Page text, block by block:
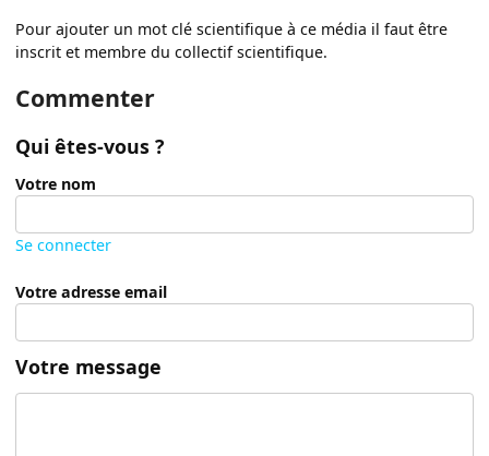
Pour ajouter un mot clé scientifique à ce média il faut être
inscrit et membre du collectif scientifique.
Commenter
Qui êtes-vous ?
Votre nom
Se connecter
Votre adresse email
Votre message